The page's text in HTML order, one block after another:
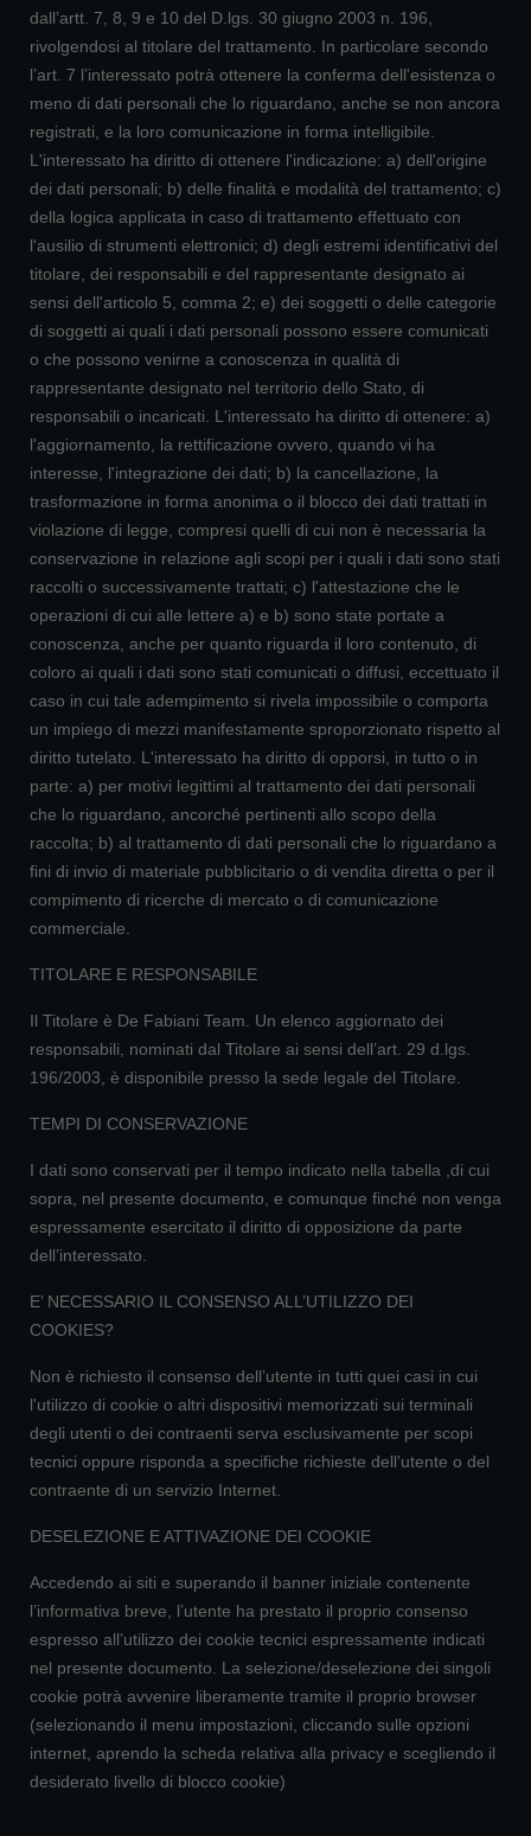
dall’artt. 7, 8, 9 e 10 del D.lgs. 30 giugno 2003 n. 196,
rivolgendosi al titolare del trattamento. In particolare secondo
l’art. 7 l’interessato potrà ottenere la conferma dell'esistenza o
meno di dati personali che lo riguardano, anche se non ancora
registrati, e la loro comunicazione in forma intelligibile.
L'interessato ha diritto di ottenere l'indicazione: a) dell'origine
dei dati personali; b) delle finalità e modalità del trattamento; c)
della logica applicata in caso di trattamento effettuato con
l'ausilio di strumenti elettronici; d) degli estremi identificativi del
titolare, dei responsabili e del rappresentante designato ai
sensi dell'articolo 5, comma 2; e) dei soggetti o delle categorie
di soggetti ai quali i dati personali possono essere comunicati
o che possono venirne a conoscenza in qualità di
rappresentante designato nel territorio dello Stato, di
responsabili o incaricati. L'interessato ha diritto di ottenere: a)
l'aggiornamento, la rettificazione ovvero, quando vi ha
interesse, l'integrazione dei dati; b) la cancellazione, la
trasformazione in forma anonima o il blocco dei dati trattati in
violazione di legge, compresi quelli di cui non è necessaria la
conservazione in relazione agli scopi per i quali i dati sono stati
raccolti o successivamente trattati; c) l'attestazione che le
operazioni di cui alle lettere a) e b) sono state portate a
conoscenza, anche per quanto riguarda il loro contenuto, di
coloro ai quali i dati sono stati comunicati o diffusi, eccettuato il
caso in cui tale adempimento si rivela impossibile o comporta
un impiego di mezzi manifestamente sproporzionato rispetto al
diritto tutelato. L'interessato ha diritto di opporsi, in tutto o in
parte: a) per motivi legittimi al trattamento dei dati personali
che lo riguardano, ancorché pertinenti allo scopo della
raccolta; b) al trattamento di dati personali che lo riguardano a
fini di invio di materiale pubblicitario o di vendita diretta o per il
compimento di ricerche di mercato o di comunicazione
commerciale.
TITOLARE E RESPONSABILE
Il Titolare è De Fabiani Team. Un elenco aggiornato dei
responsabili, nominati dal Titolare ai sensi dell’art. 29 d.lgs.
196/2003, è disponibile presso la sede legale del Titolare.
TEMPI DI CONSERVAZIONE
I dati sono conservati per il tempo indicato nella tabella ,di cui
sopra, nel presente documento, e comunque finché non venga
espressamente esercitato il diritto di opposizione da parte
dell’interessato.
E’ NECESSARIO IL CONSENSO ALL’UTILIZZO DEI
COOKIES?
Non è richiesto il consenso dell’utente in tutti quei casi in cui
l'utilizzo di cookie o altri dispositivi memorizzati sui terminali
degli utenti o dei contraenti serva esclusivamente per scopi
tecnici oppure risponda a specifiche richieste dell'utente o del
contraente di un servizio Internet.
DESELEZIONE E ATTIVAZIONE DEI COOKIE
Accedendo ai siti e superando il banner iniziale contenente
l’informativa breve, l’utente ha prestato il proprio consenso
espresso all’utilizzo dei cookie tecnici espressamente indicati
nel presente documento. La selezione/deselezione dei singoli
cookie potrà avvenire liberamente tramite il proprio browser
(selezionando il menu impostazioni, cliccando sulle opzioni
internet, aprendo la scheda relativa alla privacy e scegliendo il
desiderato livello di blocco cookie)